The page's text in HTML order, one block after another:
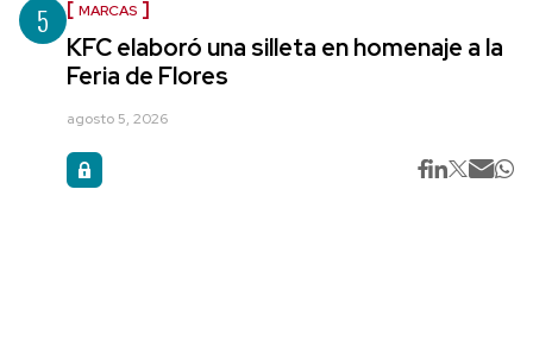
5 MARCAS
KFC elaboró una silleta en homenaje a la
Feria de Flores
agosto 5, 2026